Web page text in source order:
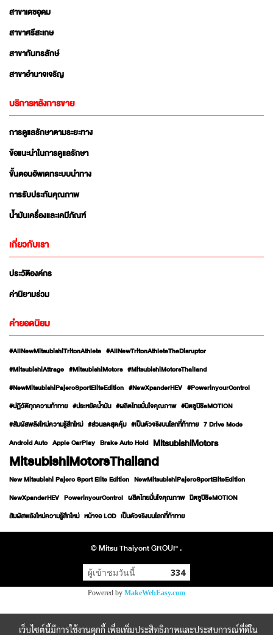
สาขาเดชอุดม
สาขาศรีสะเกษ
สาขากันทรลักษ์
สาขาอำนาจเจริญ
บริการหลังการขาย
การดูแลรักษาตามระยะทาง
ข้อแนะนำในการดูแลรักษา
ขั้นตอนอัพเดทระบบนำทาง
การรับประกันคุณภาพ
น้ำมันเครื่องและเคมีภัณฑ์
เกี่ยวกับเรา
ประวัติองค์กร
ค่านิยามร่วม
คำยอดนิยม
#AllNewMitsubishiTritonAthlete #AllNewTritonAthleteTheDisruptor
#MitsubishiAttrage #MitsubishiMotors #MitsubishiMotorsThailand
#NewMitsubishiPajeroSportEliteEdition #NewXpanderHEV #PowerinyourControl
#ปฏิวัติทุกความท้าทาย #ประหยัดน้ำมัน #ผลิตไทยมั่นใจคุณภาพ #มิตซูบิชิeMOTION
#สัมผัสพลังใหม่ความรู้สึกใหม่ #ส่วนลดสุดคุ้ม #เป็นตัวจริงบนโลกที่ท้าทาย 7 Drive Mode
Android Auto Apple CarPlay Brake Auto Hold MitsubishiMotors
MitsubishiMotorsThailand
New Mitsubishi Pajero Sport Elite Edition NewMitsubishiPajeroSportEliteEdition
NewXpanderHEV PowerinyourControl ผลิตไทยมั่นใจคุณภาพ มิตซูบิชิeMOTION
สัมผัสพลังใหม่ความรู้สึกใหม่ หน้าจอ LCD เป็นตัวจริงบนโลกที่ท้าทาย
© Mitsu Thaiyont GROUP .
ผู้เข้าชมวันนี้ 334
Powered by MakeWebEasy.com
เว็บไซต์นี้มีการใช้งานคุกกี้ เพื่อเพิ่มประสิทธิภาพและประสบการณ์ที่ดีใน